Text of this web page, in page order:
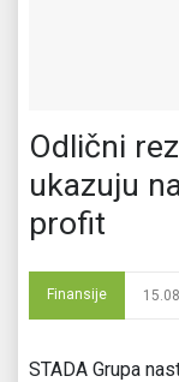
Odlični
ukazuju
profit
Finansije
STADA Grupa